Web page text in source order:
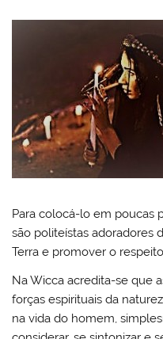
Para colocá-lo em poucas
são politeístas adoradores
Terra e promover o
Na Wicca acredita-se que
forças espirituais da
na vida do homem,